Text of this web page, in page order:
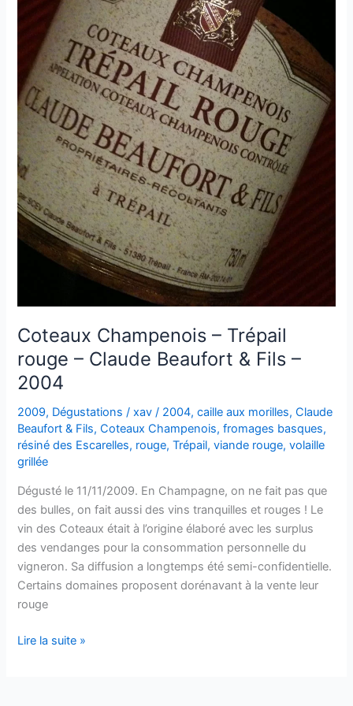
Coteaux Champenois – Trépail
rouge – Claude Beaufort & Fils –
2004
2009, Dégustations /xav/ 2004,caille aux morilles,Claude
Beaufort & Fils,Coteaux Champenois,fromages basques,
résiné des Escarelles, rouge,Trépail,viande rouge,volaille
grillée
Dégusté le 11/11/2009. En Champagne, on ne fait pas que
des bulles, on fait aussi des vins tranquilles et rouges ! Le
vin des Coteaux était à l’origine élaboré avec les surplus
des vendanges pour la consommation personnelle du
vigneron. Sa diffusion a longtemps été semi-confidentielle.
Certains domaines proposent dorénavant à la vente leur
rouge
Coteaux
Lire la suite »